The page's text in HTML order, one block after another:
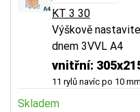
KT 3 30
Výškově
dnem 3VVL A4
vnitřní:
11 rylů navíc po 10 mm
Skladem